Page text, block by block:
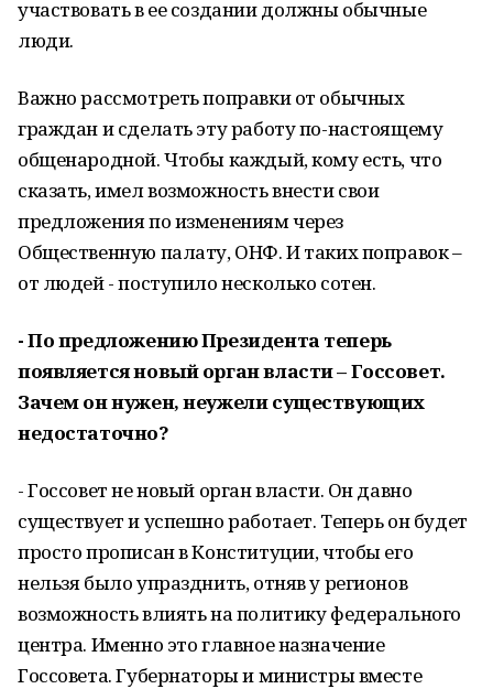
участвовать в ее создании должны обычные
люди.
Важно рассмотреть поправки от обычных
граждан и сделать эту работу по-настоящему
общенародной. Чтобы каждый, кому есть, что
сказать, имел возможность внести свои
предложения по изменениям через
Общественную палату, ОНФ. И таких поправок –
от людей - поступило несколько сотен.
- По предложению Президента теперь
появляется новый орган власти – Госсовет.
Зачем он нужен, неужели существующих
недостаточно?
- Госсовет не новый орган власти. Он давно
существует и успешно работает. Теперь он будет
просто прописан в Конституции, чтобы его
нельзя было упразднить, отняв у регионов
возможность влиять на политику федерального
центра. Именно это главное назначение
Госсовета. Губернаторы и министры вместе